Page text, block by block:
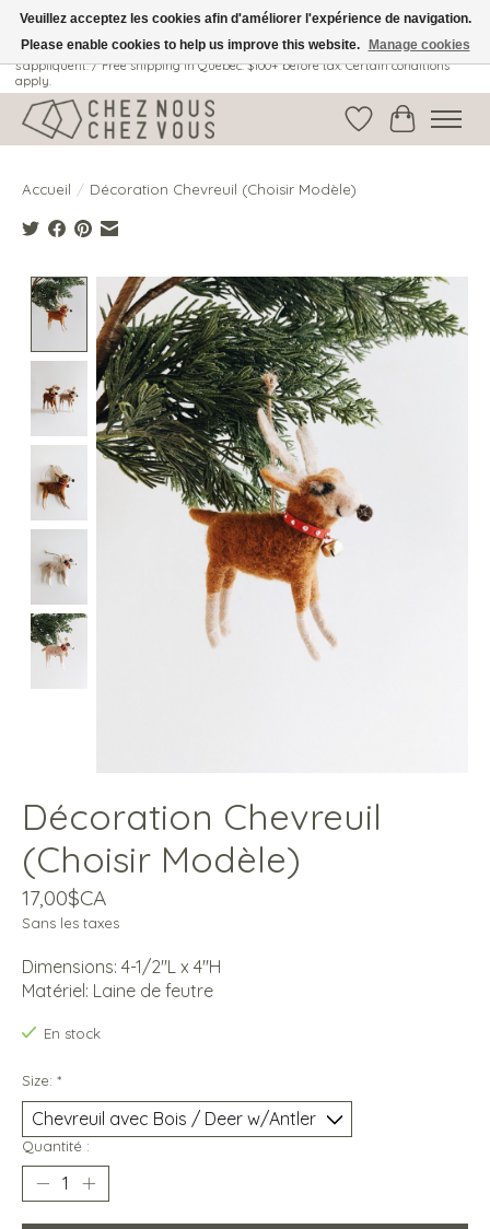
Livraison gratuite au Québec: 100$ + avant taxes. Certaines conditions
s'appliquent. / Free shipping in Quebec: $100+ before tax. Certain conditions
apply.
Liste dePanier
Accueil / Décoration Chevreuil (Choisir Modèle)
Product image slideshow Items
Décoration Chevreuil
(Choisir Modèle)
17,00$CA
Sans les taxes
Dimensions: 4-1/2''L x 4''H
Matériel: Laine de feutre
En stock
Size: *
Quantité :
Veuillez acceptez les cookies afin d'améliorer l'expérience de navigation.
Please enable cookies to help us improve this website.
Manage cookies